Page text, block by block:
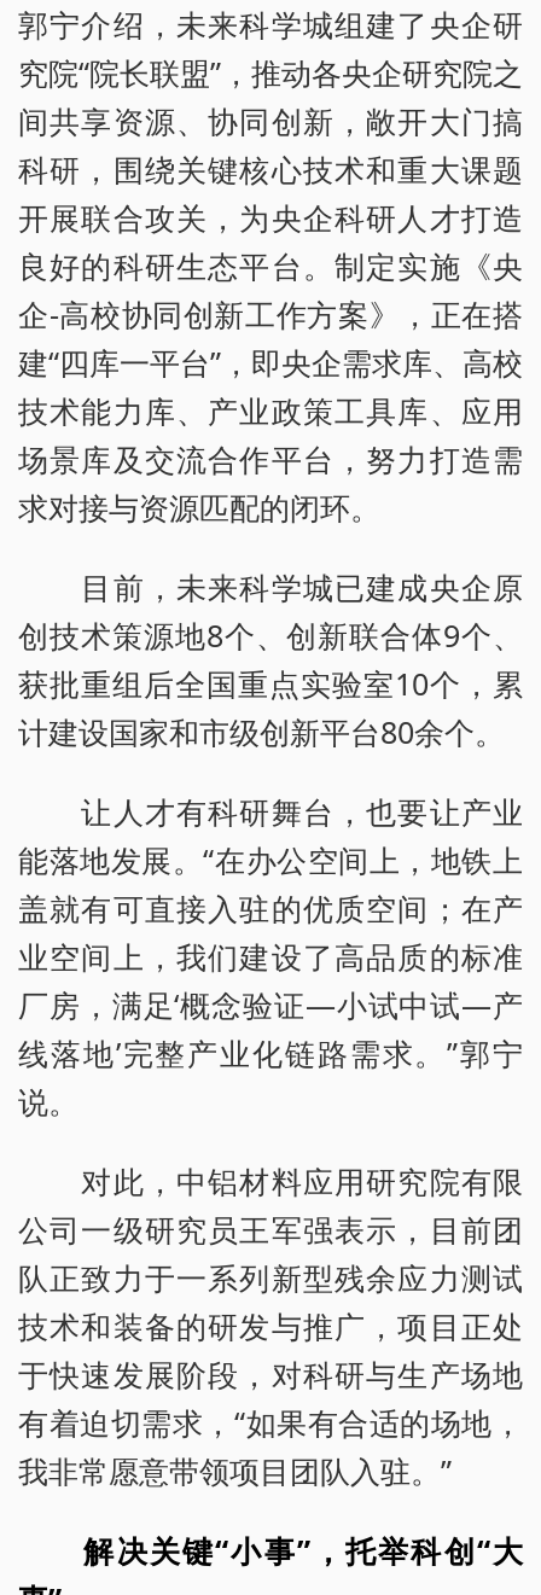
郭宁介绍，未来科学城组建了央企研
究院“院长联盟”，推动各央企研究院之
间共享资源、协同创新，敞开大门搞
科研，围绕关键核心技术和重大课题
开展联合攻关，为央企科研人才打造
良好的科研生态平台。制定实施《央
企-高校协同创新工作方案》，正在搭
建“四库一平台”，即央企需求库、高校
技术能力库、产业政策工具库、应用
场景库及交流合作平台，努力打造需
求对接与资源匹配的闭环。
目前，未来科学城已建成央企原
创技术策源地8个、创新联合体9个、
获批重组后全国重点实验室10个，累
计建设国家和市级创新平台80余个。
让人才有科研舞台，也要让产业
能落地发展。“在办公空间上，地铁上
盖就有可直接入驻的优质空间；在产
业空间上，我们建设了高品质的标准
厂房，满足‘概念验证—小试中试—产
线落地’完整产业化链路需求。”郭宁
说。
对此，中铝材料应用研究院有限
公司一级研究员王军强表示，目前团
队正致力于一系列新型残余应力测试
技术和装备的研发与推广，项目正处
于快速发展阶段，对科研与生产场地
有着迫切需求，“如果有合适的场地，
我非常愿意带领项目团队入驻。”
解决关键“小事”，托举科创“大